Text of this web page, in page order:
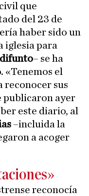
que
del 23 de
haber sido un
iglesia para
– se ha
«Tenemos el
reconocer sus
publicaron ayer
este diario, al
–incluida la
a acoger
reconocía